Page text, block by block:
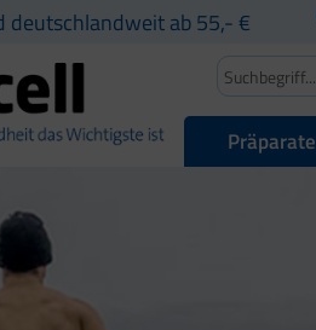
deutschlandweit ab 55,- €
Präparate